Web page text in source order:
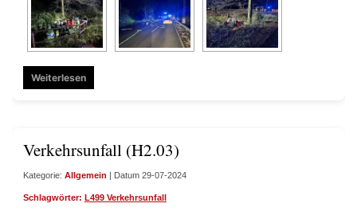
Weiterlesen
Verkehrsunfall (H2.03)
Kategorie: Allgemein | Datum 29-07-2024
Schlagwörter: L499 Verkehrsunfall